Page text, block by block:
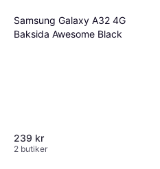
Samsung Galaxy A32 4G
Baksida Awesome Black
239 kr
2 butiker